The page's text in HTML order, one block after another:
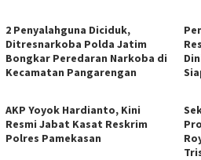
2 Penyalahguna Diciduk,
Ditresnarkoba Polda Jatim
Bongkar Peredaran Narkoba di
Kecamatan Pangarengan
AKP Yoyok Hardianto, Kini
Resmi Jabat Kasat Reskrim
Polres Pamekasan